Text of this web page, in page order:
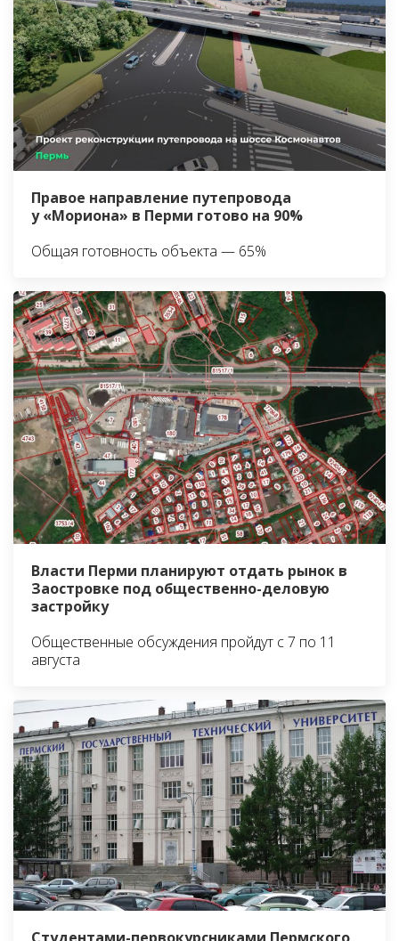
Правое направление путепровода
у «Мориона» в Перми готово на 90%
Общая готовность объекта — 65%
Власти Перми планируют отдать рынок в
Заостровке под общественно-деловую
застройку
Общественные обсуждения пройдут с 7 по 11
августа